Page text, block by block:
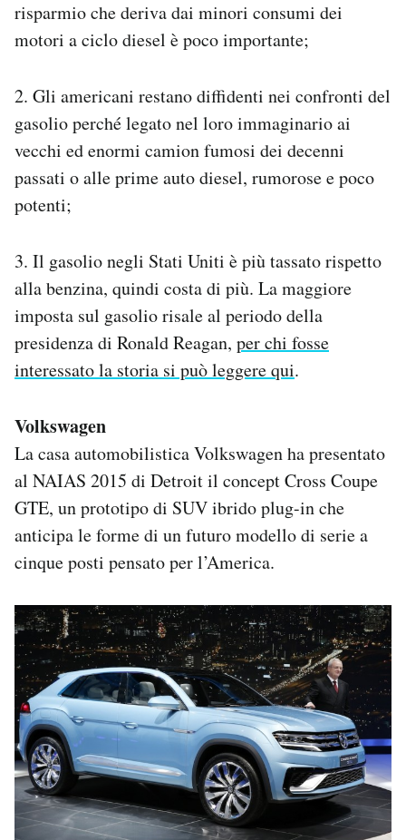
risparmio che deriva dai minori consumi dei
motori a ciclo diesel è poco importante;
2. Gli americani restano diffidenti nei confronti del
gasolio perché legato nel loro immaginario ai
vecchi ed enormi camion fumosi dei decenni
passati o alle prime auto diesel, rumorose e poco
potenti;
3. Il gasolio negli Stati Uniti è più tassato rispetto
alla benzina, quindi costa di più. La maggiore
imposta sul gasolio risale al periodo della
presidenza di Ronald Reagan, per chi fosse
interessato la storia si può leggere qui.
Volkswagen
La casa automobilistica Volkswagen ha presentato
al NAIAS 2015 di Detroit il concept Cross Coupe
GTE, un prototipo di SUV ibrido plug-in che
anticipa le forme di un futuro modello di serie a
cinque posti pensato per l’America.